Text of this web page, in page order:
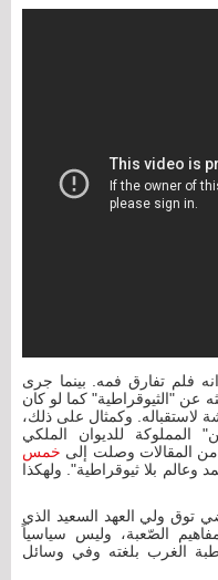
فلم تفارق فمه. بينما جرى
عن "الثيوقراطية" كما لو كان
لاستقباله. وكمثال على ذلك،
للديوان الملكي
من المقالات وصلت إلى خمس
وعالم بلا ثيوقراطية". ولهكذا
توق ولي العهد السعيد الذي
الصّعبة، وليس سياسياً
الغرب بلغته وفي وسائل